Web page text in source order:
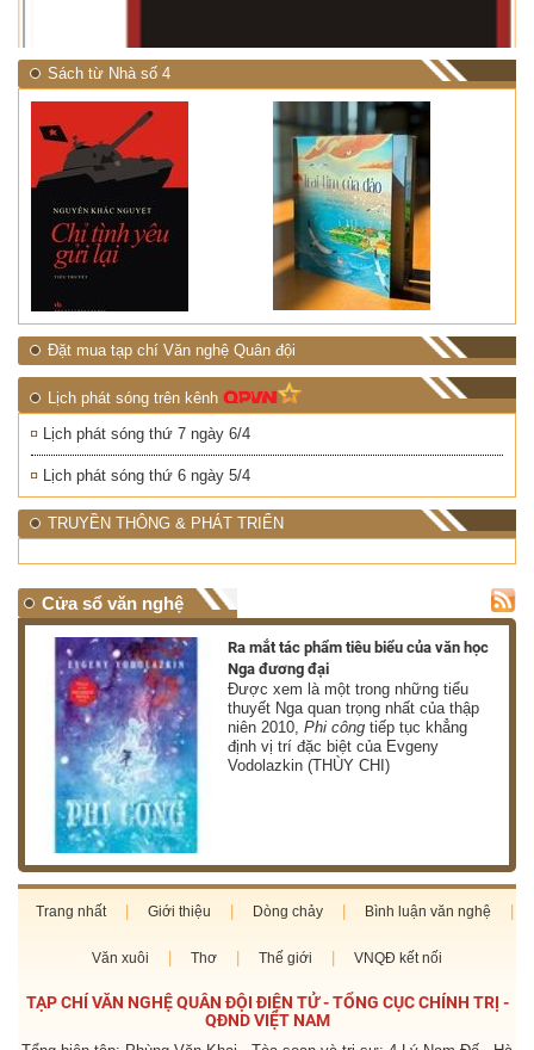
Sách từ Nhà số 4
Đặt mua tạp chí Văn nghệ Quân đội
Lịch phát sóng trên kênh
Lịch phát sóng thứ 7 ngày 6/4
Lịch phát sóng thứ 6 ngày 5/4
TRUYỀN THÔNG & PHÁT TRIỂN
Cửa sổ văn nghệ
Ra mắt tác phẩm tiêu biểu của văn học
Nga đương đại
Được xem là một trong những tiểu
thuyết Nga quan trọng nhất của thập
niên 2010,Phi công tiếp tục khẳng
định vị trí đặc biệt của Evgeny
Vodolazkin (THÙY CHI)
Trang nhất Giới thiệu Dòng chảy Bình luận văn nghệ
Văn xuôi Thơ Thế giới VNQĐ kết nối
TẠP CHÍ VĂN NGHỆ QUÂN ĐỘI ĐIỆN TỬ - TỔNG CỤC CHÍNH TRỊ -
QĐND VIỆT NAM